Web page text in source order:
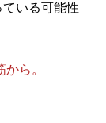
一般人まで群
いる可能性
ら。